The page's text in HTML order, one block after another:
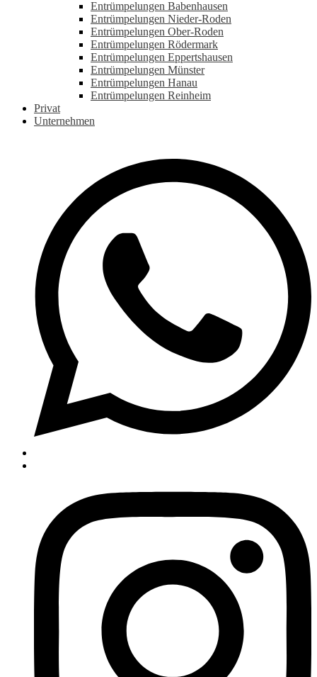
Entrümpelungen Babenhausen
Entrümpelungen Nieder-Roden
Entrümpelungen Ober-Roden
Entrümpelungen Rödermark
Entrümpelungen Eppertshausen
Entrümpelungen Münster
Entrümpelungen Hanau
Entrümpelungen Reinheim
Privat
Unternehmen